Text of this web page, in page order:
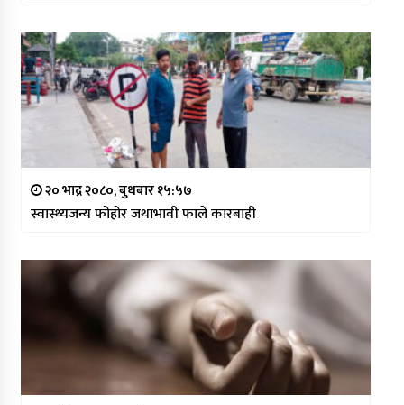
२० भाद्र २०८०, बुधबार १५:५७
स्वास्थ्यजन्य फोहोर जथाभावी फाले कारबाही